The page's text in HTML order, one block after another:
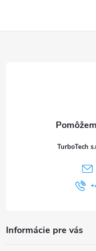
TurboTech
Informácie pre vás